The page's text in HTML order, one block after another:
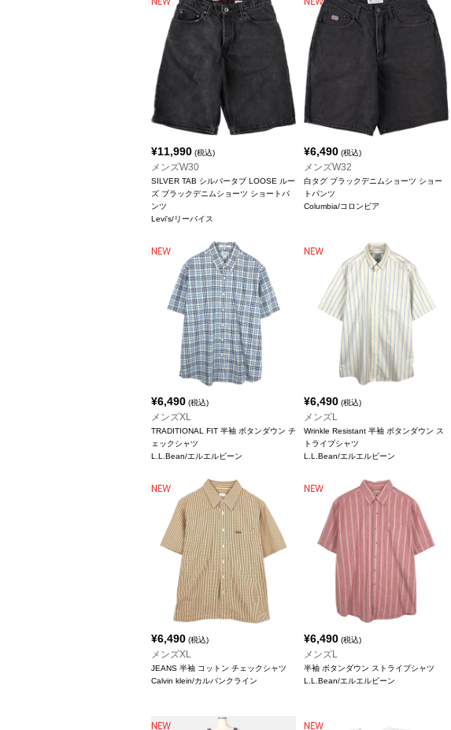
¥11,990 (税込)
メンズW30
SILVER TAB シルバータブ LOOSE ルー
ズ ブラックデニムショーツ ショートパ
ンツ
Levi's/リーバイス
¥6,490 (税込)
メンズW32
白タグ ブラックデニムショーツ ショー
トパンツ
Columbia/コロンビア
¥6,490 (税込)
メンズXL
TRADITIONAL FIT 半袖 ボタンダウン チ
ェックシャツ
L.L.Bean/エルエルビーン
¥6,490 (税込)
メンズL
Wrinkle Resistant 半袖 ボタンダウン ス
トライプシャツ
L.L.Bean/エルエルビーン
¥6,490 (税込)
メンズXL
JEANS 半袖 コットン チェックシャツ
Calvin klein/カルバンクライン
¥6,490 (税込)
メンズL
半袖 ボタンダウン ストライプシャツ
L.L.Bean/エルエルビーン